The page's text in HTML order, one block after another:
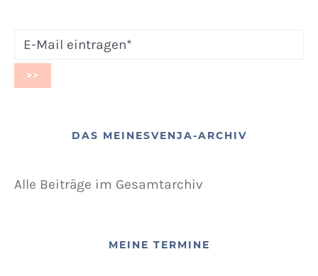
DAS MEINESVENJA-ARCHIV
Alle Beiträge im Gesamtarchiv
MEINE TERMINE